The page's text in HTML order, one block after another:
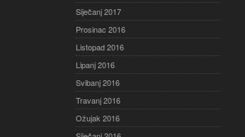
Siječanj 2017
Prosinac 2016
Listopad 2016
Lipanj 2016
Svibanj 2016
Travanj 2016
Ožujak 2016